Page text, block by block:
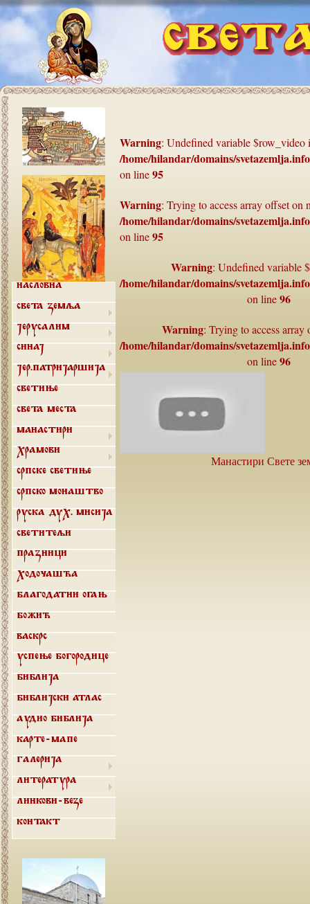
Насловна
Света земља
Јерусалим
Синај
Јер.патријаршија
Светиње
Света места
Манастири
Храмови
Српске светиње
Српско монаштво
Руска дух. мисија
Светитељи
Празници
Ходочашћа
Благодатни огањ
Божић
Васкрс
Успење Богородице
Библија
Библијски атлас
Аудио библија
Карте-мапе
Галерија
Литература
Линкови-везе
Контакт
Warning: Undefined variable $row_video
/home/hilandar/domains/
on line95
Warning: Trying to access array offset on
/home/hilandar/domains/
on line95
Warning: Undefined variable
/home/hilandar/domains/
on line96
Warning: Trying to access
/home/hilandar/domains/
on line96
Манастири Свете